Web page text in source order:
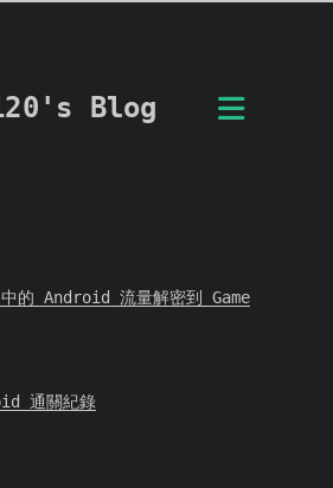
Blog
的 Android 流量解密到 Game
通關紀錄